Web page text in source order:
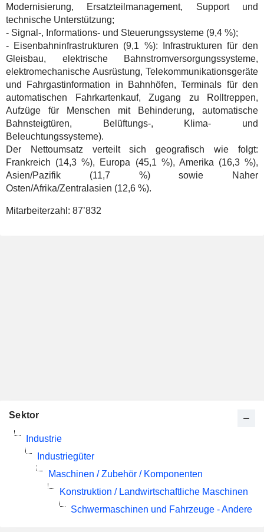
Modernisierung, Ersatzteilmanagement, Support und
technische Unterstützung;
- Signal-, Informations- und Steuerungssysteme (9,4 %);
- Eisenbahninfrastrukturen (9,1 %): Infrastrukturen für den
Gleisbau, elektrische Bahnstromversorgungssysteme,
elektromechanische Ausrüstung, Telekommunikationsgeräte
und Fahrgastinformation in Bahnhöfen, Terminals für den
automatischen Fahrkartenkauf, Zugang zu Rolltreppen,
Aufzüge für Menschen mit Behinderung, automatische
Bahnsteigtüren, Belüftungs-, Klima- und
Beleuchtungssysteme).
Der Nettoumsatz verteilt sich geografisch wie folgt:
Frankreich (14,3 %), Europa (45,1 %), Amerika (16,3 %),
Asien/Pazifik (11,7 %) sowie Naher
Osten/Afrika/Zentralasien (12,6 %).
Mitarbeiterzahl: 87’832
Sektor
Industrie
Industriegüter
Maschinen / Zubehör / Komponenten
Konstruktion / Landwirtschaftliche Maschinen
Schwermaschinen und Fahrzeuge - Andere